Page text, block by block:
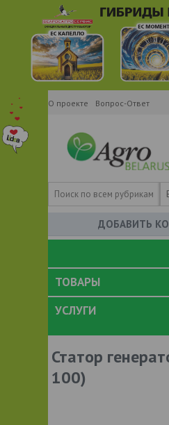
О проекте Вопрос-Ответ
ДОБАВИТЬ
ТОВАРЫ
УСЛУГИ
Статор
100)